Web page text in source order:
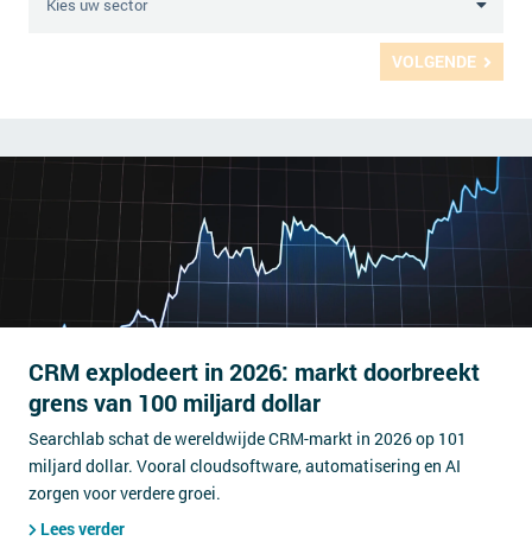
VOLGENDE
CRM explodeert in 2026: markt doorbreekt
grens van 100 miljard dollar
Searchlab schat de wereldwijde CRM-markt in 2026 op 101
miljard dollar. Vooral cloudsoftware, automatisering en AI
zorgen voor verdere groei.
Lees verder